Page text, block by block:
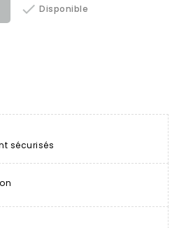
 Disponible
sécurisés